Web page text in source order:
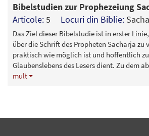
Bibelstudien zur Prophezeiung
Articole:5 Locuri din Biblie:
Das Ziel dieser Bibelstudie ist in erster
über die Schrift des Propheten Sacharja zu
praktisch wie möglich ist und hoffentlich
Glaubenslebens des Lesers dient. Zu dem
mult